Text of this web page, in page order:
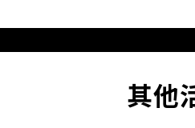
其他